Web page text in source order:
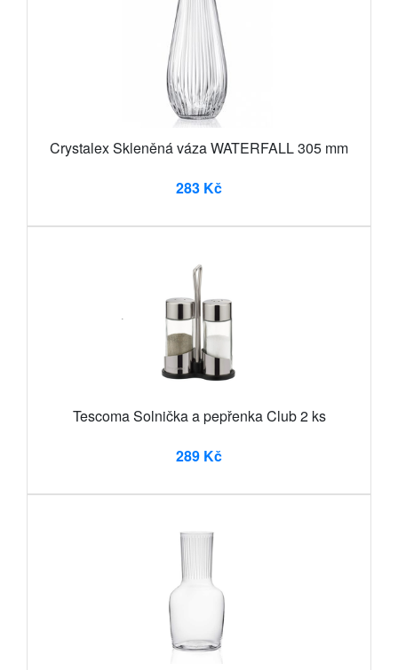
Crystalex Skleněná váza WATERFALL 305 mm
283 Kč
Tescoma Solnička a pepřenka Club 2 ks
289 Kč